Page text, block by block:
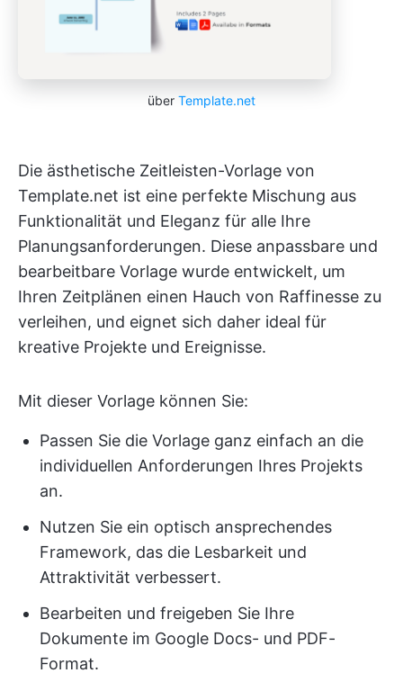
über Template.net
Die ästhetische Zeitleisten-Vorlage von
Template.net ist eine perfekte Mischung aus
Funktionalität und Eleganz für alle Ihre
Planungsanforderungen. Diese anpassbare und
bearbeitbare Vorlage wurde entwickelt, um
Ihren Zeitplänen einen Hauch von Raffinesse zu
verleihen, und eignet sich daher ideal für
kreative Projekte und Ereignisse.
Mit dieser Vorlage können Sie:
Passen Sie die Vorlage ganz einfach an die
individuellen Anforderungen Ihres Projekts
an.
Nutzen Sie ein optisch ansprechendes
Framework, das die Lesbarkeit und
Attraktivität verbessert.
Bearbeiten und freigeben Sie Ihre
Dokumente im Google Docs- und PDF-
Format.